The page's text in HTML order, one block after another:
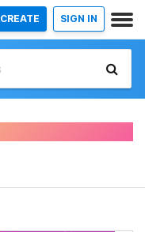
CREATE SIGN IN